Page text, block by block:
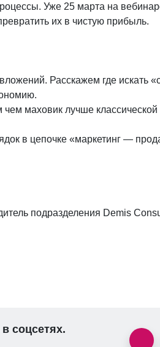
Уже 25 марта на
их в чистую прибыль.
Расскажем где искать
маховик лучше классической
в цепочке «маркетинг —
подразделения Demis
соцсетях.